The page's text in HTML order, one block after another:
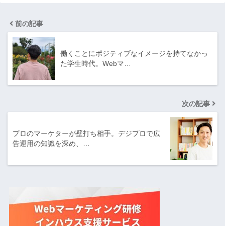
前の記事
働くことにポジティブなイメージを持てなかっ
た学生時代。Webマ…
次の記事
プロのマーケターが壁打ち相手。デジプロで広
告運用の知識を深め、…